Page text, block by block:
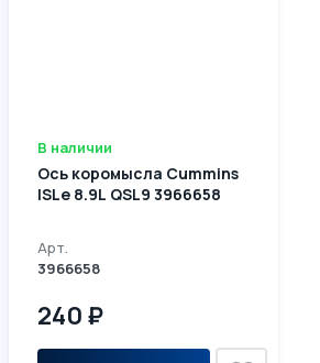
В наличии
Ось коромысла Cummins
ISLe 8.9L QSL9 3966658
Арт.
3966658
240 ₽